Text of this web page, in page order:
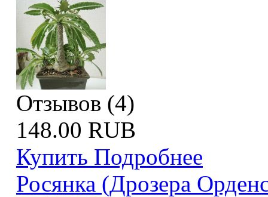
Отзывов (4)
148.00 RUB
Купить Подробнее
Росянка (Дрозера